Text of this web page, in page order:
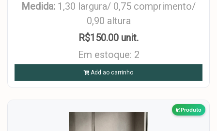
Medida: 1,30 largura/ 0,75 comprimento/
0,90 altura
R$150.00 unit.
Em estoque: 2
Add ao carrinho
Produto